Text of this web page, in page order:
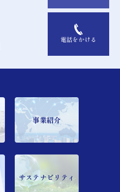
電話をかける
事業紹介
サステナビリティ